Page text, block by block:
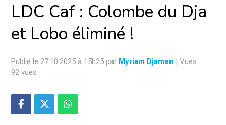
LDC Caf : Colombe du Dja
et Lobo éliminé !
Publié le 27.10.2025 à 15h25 par Myriam Djamen | Vues :
92 vues